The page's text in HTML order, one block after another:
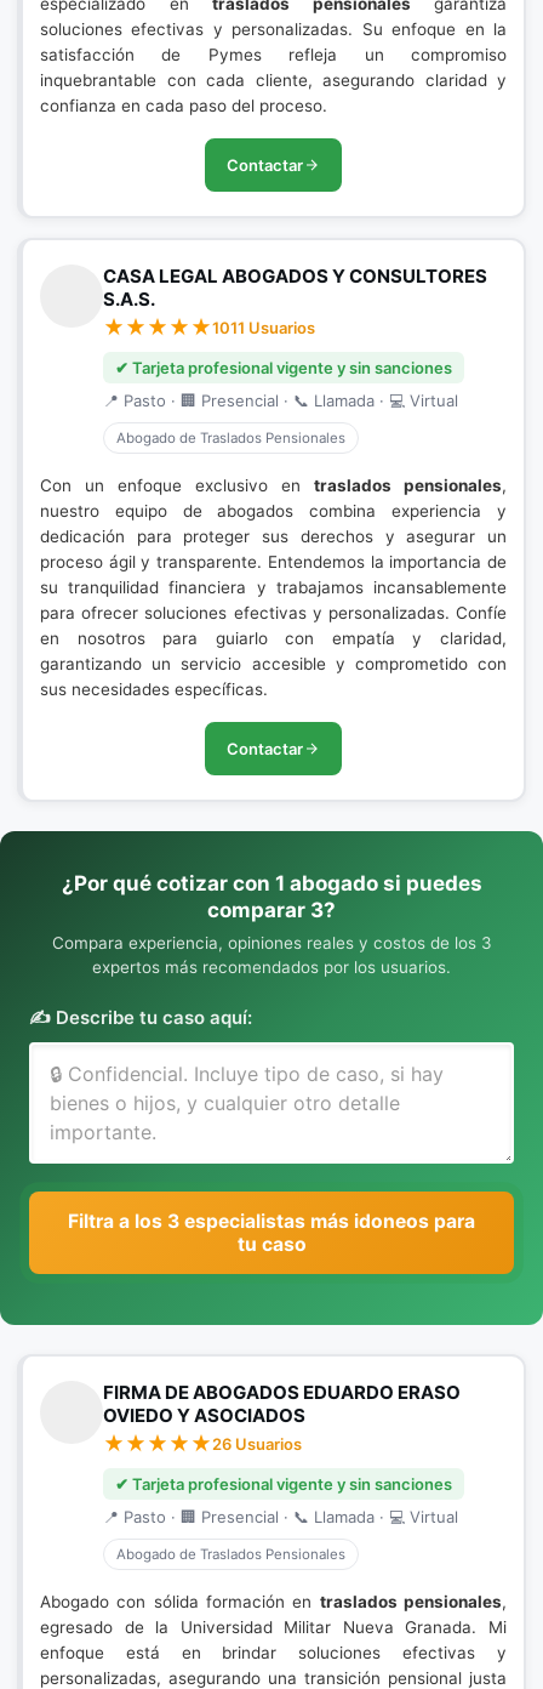
soluciones efectivas y personalizadas. Su enfoque en la
satisfacción de Pymes refleja un compromiso
inquebrantable con cada cliente, asegurando claridad y
confianza en cada paso del proceso.
Contactar
CASA LEGAL ABOGADOS Y CONSULTORES
S.A.S.
1011 Usuarios
✔ Tarjeta profesional vigente y sin sanciones
📍 Pasto · 🏢 Presencial · 📞 Llamada · 💻 Virtual
Abogado de Traslados Pensionales
Con un enfoque exclusivo en traslados pensionales,
nuestro equipo de abogados combina experiencia y
dedicación para proteger sus derechos y asegurar un
proceso ágil y transparente. Entendemos la importancia de
su tranquilidad financiera y trabajamos incansablemente
para ofrecer soluciones efectivas y personalizadas. Confíe
en nosotros para guiarlo con empatía y claridad,
garantizando un servicio accesible y comprometido con
sus necesidades específicas.
Contactar
¿Por qué cotizar con 1 abogado si puedes
comparar 3?
Compara experiencia, opiniones reales y costos de los 3
expertos más recomendados por los usuarios.
✍️ Describe tu caso aquí:
Filtra a los 3 especialistas más idoneos para
tu caso
FIRMA DE ABOGADOS EDUARDO ERASO
OVIEDO Y ASOCIADOS
26 Usuarios
✔ Tarjeta profesional vigente y sin sanciones
📍 Pasto · 🏢 Presencial · 📞 Llamada · 💻 Virtual
Abogado de Traslados Pensionales
Abogado con sólida formación en traslados pensionales,
egresado de la Universidad Militar Nueva Granada. Mi
enfoque está en brindar soluciones efectivas y
personalizadas, asegurando una transición pensional justa